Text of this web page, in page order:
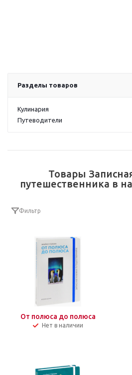
Разделы товаров
Кулинария
Путеводители
Товары
путешественника в
Фильтр
От полюса до полюса
Нет в наличии